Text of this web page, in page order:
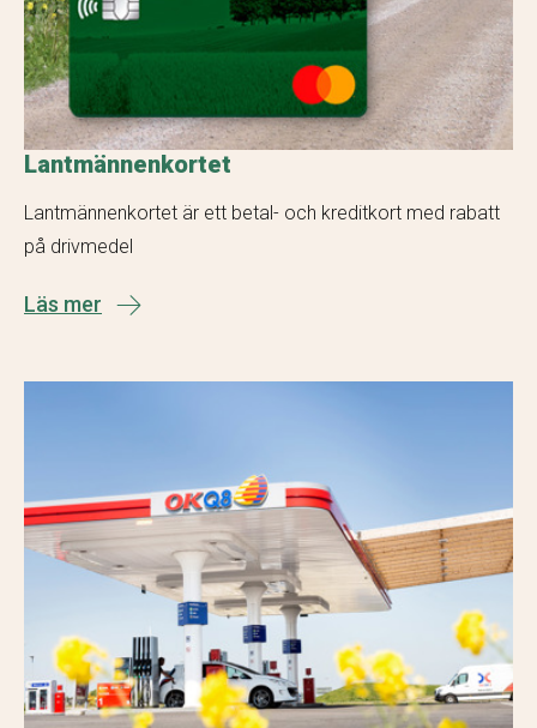
Lantmännenkortet
Lantmännenkortet är ett betal- och kreditkort med rabatt
på drivmedel
Läs mer